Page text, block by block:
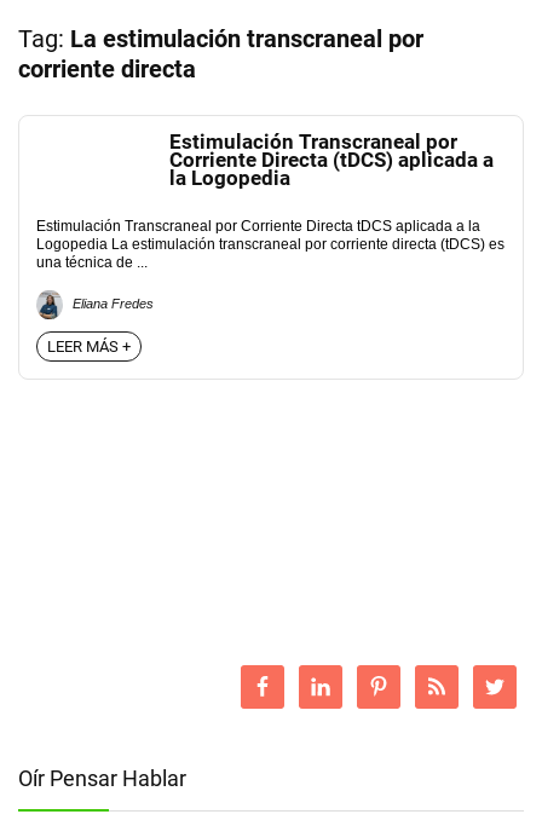
Tag: La estimulación transcraneal por
corriente directa
Estimulación Transcraneal por
Corriente Directa (tDCS) aplicada a
la Logopedia
Estimulación Transcraneal por Corriente Directa tDCS aplicada a la
Logopedia La estimulación transcraneal por corriente directa (tDCS) es
una técnica de ...
Eliana Fredes
LEER MÁS +
Oír Pensar Hablar